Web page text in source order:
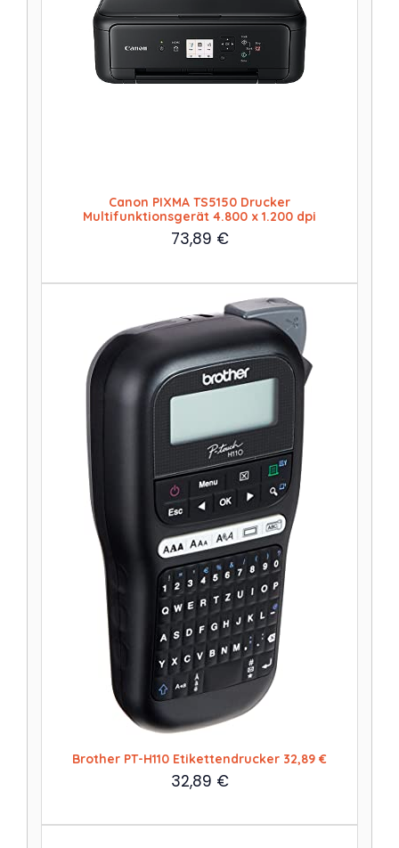
Canon PIXMA TS5150 Drucker
Multifunktionsgerät 4.800 x 1.200 dpi
73,89 €
Brother PT-H110 Etikettendrucker 32,89 €
32,89 €